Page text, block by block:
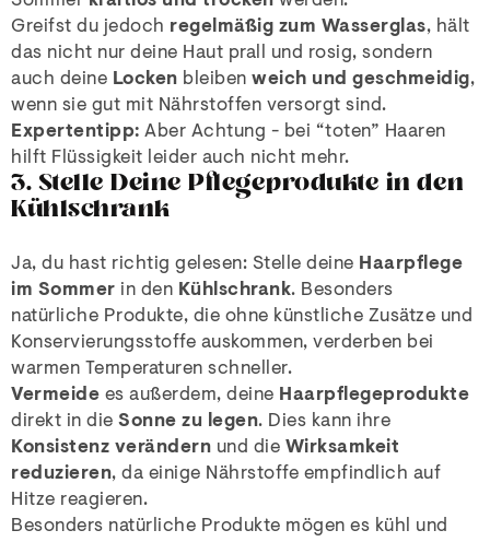
Greifst du jedoch regelmäßig zum Wasserglas, hält
das nicht nur deine Haut prall und rosig, sondern
auch deine Locken bleiben weich und geschmeidig,
wenn sie gut mit Nährstoffen versorgt sind.
Expertentipp: Aber Achtung - bei “toten” Haaren
hilft Flüssigkeit leider auch nicht mehr.
3. Stelle Deine Pflegeprodukte in den
Kühlschrank
Ja, du hast richtig gelesen: Stelle deine Haarpflege
im Sommer in den Kühlschrank. Besonders
natürliche Produkte, die ohne künstliche Zusätze und
Konservierungsstoffe auskommen, verderben bei
warmen Temperaturen schneller.
Vermeide es außerdem, deine Haarpflegeprodukte
direkt in die Sonne zu legen. Dies kann ihre
Konsistenz verändern und die Wirksamkeit
reduzieren, da einige Nährstoffe empfindlich auf
Hitze reagieren.
Besonders natürliche Produkte mögen es kühl und